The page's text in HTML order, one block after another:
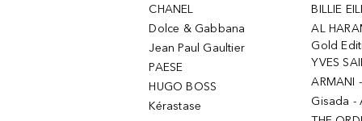
CHANEL
Dolce & Gabbana
Jean Paul Gaultier
PAESE
HUGO BOSS
Kérastase
BILLIE
AL
Gold
YVES
ARMANI
Gisada -